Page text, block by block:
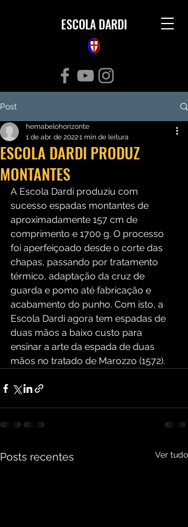
ESCOLA DARDI
Post
ESCOLA DARDI PRODUZ
MONTANTES
hemabelohorizonte
1 de abr. de 20221 min de leitura
A Escola Dardi produziu com
sucesso espadas montantes de
aproximadamente 157 cm de
comprimento e 1700 g. O processo
foi aperfeiçoado desde o corte das
chapas, passando por tratamento
térmico, adaptação da cruz de
guarda e pomo até fabricação e
acabamento do punho. Com isto, a
Escola Dardi agora tem espadas de
duas mãos a baixo custo para
ensinar a arte da espada de duas
mãos no tratado de Marozzo (1572).
Posts recentes Ver tudo